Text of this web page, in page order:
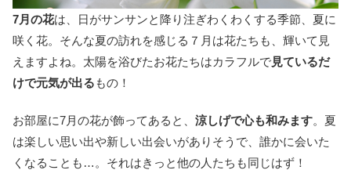
7月の花は、日がサンサンと降り注ぎわくわくする季節、夏に
咲く花。そんな夏の訪れを感じる７月は花たちも、輝いて見
えますよね。太陽を浴びたお花たちはカラフルで見ているだ
けで元気が出る もの！
お部屋に7月の花が飾ってあると、 涼しげで心も和みます。夏
は楽しい思い出や新しい出会いがありそうで、誰かに会いた
くなることも…。それはきっと他の人たちも同じはず！